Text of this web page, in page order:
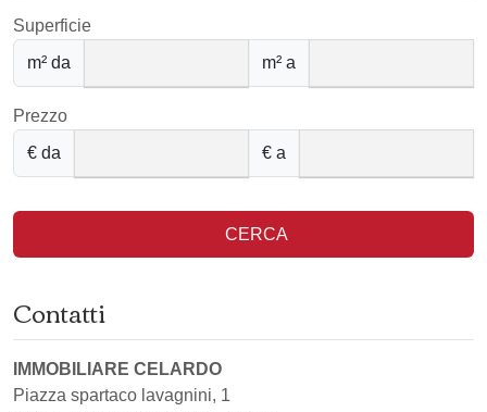
Superficie
m² da
m² a
Prezzo
€ da
€ a
CERCA
Contatti
IMMOBILIARE CELARDO
Piazza spartaco lavagnini, 1